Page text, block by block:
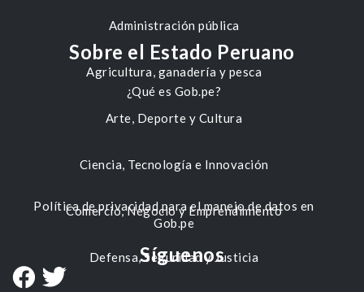
Administración pública
Agricultura, ganadería y pesca
Arte, Deporte y Cultura
Ciencia, Tecnología e Innovación
Comercio, Negocio y Emprendimiento
Defensa, Seguridad y Justicia
Sobre el Estado Peruano
¿Qué es Gob.pe?
Política de privacidad para el manejo de datos en
Gob.pe
Síguenos